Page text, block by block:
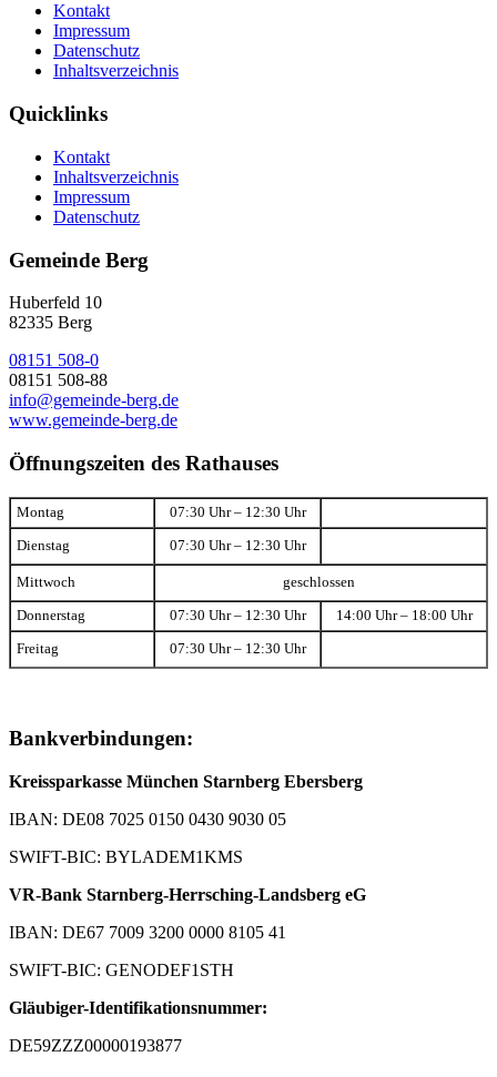
Kontakt
Impressum
Datenschutz
Inhaltsverzeichnis
Quicklinks
Kontakt
Inhaltsverzeichnis
Impressum
Datenschutz
Gemeinde Berg
Huberfeld 10
82335 Berg
08151 508-0
08151 508-88
info@gemeinde-berg.de
www.gemeinde-berg.de
Öffnungszeiten des Rathauses
Montag 07:30 Uhr – 12:30 Uhr
Dienstag 07:30 Uhr – 12:30 Uhr
Mittwoch geschlossen
Donnerstag 07:30 Uhr – 12:30 Uhr 14:00 Uhr – 18:00 Uhr
Freitag 07:30 Uhr – 12:30 Uhr
Bankverbindungen:
Kreissparkasse München Starnberg Ebersberg
IBAN: DE08 7025 0150 0430 9030 05
SWIFT-BIC: BYLADEM1KMS
VR-Bank Starnberg-Herrsching-Landsberg eG
IBAN: DE67 7009 3200 0000 8105 41
SWIFT-BIC: GENODEF1STH
Gläubiger-Identifikationsnummer:
DE59ZZZ00000193877